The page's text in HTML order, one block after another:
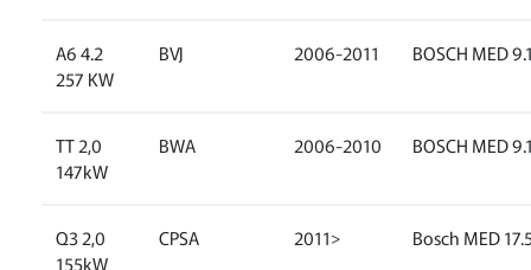
A6 4.2
257 KW
BVJ 2006-2011 BOSCH MED
TT 2,0
147kW
BWA 2006-2010 BOSCH MED
Q3 2,0
155kW
CPSA 2011> Bosch MED